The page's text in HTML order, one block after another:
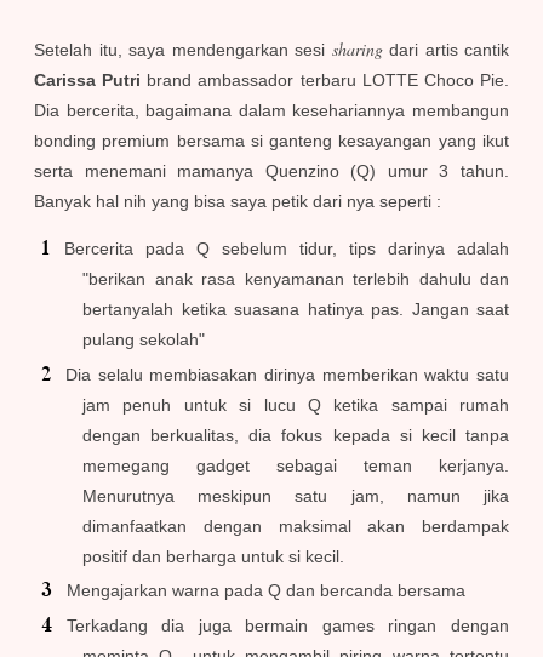
Setelah itu, saya mendengarkan sesi sharingdari artis cantik
Carissa Putri brand ambassador terbaru LOTTE Choco Pie.
Dia bercerita, bagaimana dalam kesehariannya membangun
bonding premium bersama si ganteng kesayangan yang ikut
serta menemani mamanya Quenzino (Q) umur 3 tahun.
Banyak hal nih yang bisa saya petik dari nya seperti :
Bercerita pada Q sebelum tidur, tips darinya adalah
"berikan anak rasa kenyamanan terlebih dahulu dan
bertanyalah ketika suasana hatinya pas. Jangan saat
pulang sekolah"
Dia selalu membiasakan dirinya memberikan waktu satu
jam penuh untuk si lucu Q ketika sampai rumah
dengan berkualitas, dia fokus kepada si kecil tanpa
memegang gadget sebagai teman kerjanya.
Menurutnya meskipun satu jam, namun jika
dimanfaatkan dengan maksimal akan berdampak
positif dan berharga untuk si kecil.
Mengajarkan warna pada Q dan bercanda bersama
Terkadang dia juga bermain games ringan dengan